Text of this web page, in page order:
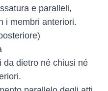
e paralleli,
i membri anteriori.
da dietro né chiusi né